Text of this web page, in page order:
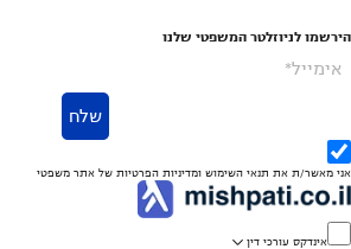
הירשמו לניוזלטר המשפטי שלנו
אימייל*
שלח
אני מאשר/ת את תנאי השימוש ומדיניות הפרטיות של אתר משפטי
אינדקס עורכי דין